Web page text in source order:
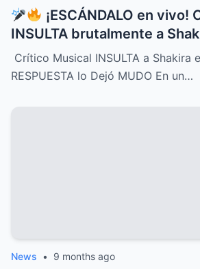
¡ESCÁNDALO en vivo!
INSULTA brutalmente a
Show, pero la respuesta de
tan contundente y brillante
Crítico Musical INSULTA a Shakira
RESPUESTA lo Dejó MUDO En un…
News • 9 months ago